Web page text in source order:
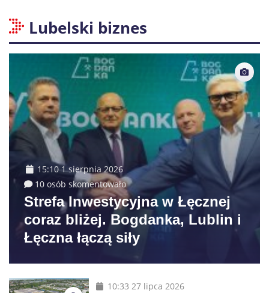
Lubelski biznes
15:10 1 sierpnia 2026
10 osób skomentowało
Strefa Inwestycyjna w Łęcznej
coraz bliżej. Bogdanka, Lublin i
Łęczna łączą siły
10:33 27 lipca 2026